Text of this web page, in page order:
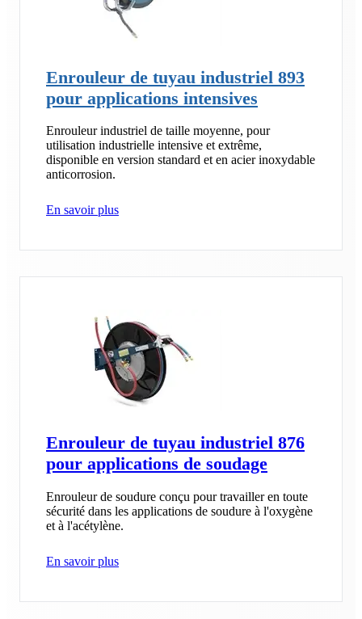
Enrouleur de tuyau industriel 893
pour applications intensives
Enrouleur industriel de taille moyenne, pour
utilisation industrielle intensive et extrême,
disponible en version standard et en acier inoxydable
anticorrosion.
En savoir plus
Enrouleur de tuyau industriel 876
pour applications de soudage
Enrouleur de soudure conçu pour travailler en toute
sécurité dans les applications de soudure à l'oxygène
et à l'acétylène.
En savoir plus